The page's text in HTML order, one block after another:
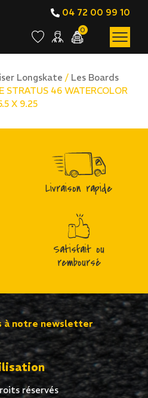
04 72 00 99 10
0
Longskate / Les Boards
STRATUS 46 WATERCOLOR
X 9.25
Livraison rapide
Satisfait ou
remboursé
à notre newsletter
réservés